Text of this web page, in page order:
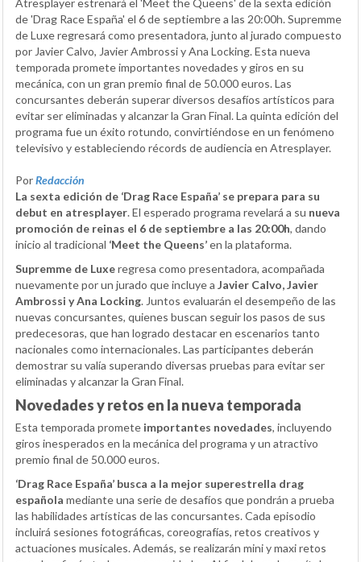
de 'Drag Race España' el 6 de septiembre a las 20:00h. Supremme
de Luxe regresará como presentadora, junto al jurado compuesto
por Javier Calvo, Javier Ambrossi y Ana Locking. Esta nueva
temporada promete importantes novedades y giros en su
mecánica, con un gran premio final de 50.000 euros. Las
concursantes deberán superar diversos desafíos artísticos para
evitar ser eliminadas y alcanzar la Gran Final. La quinta edición del
programa fue un éxito rotundo, convirtiéndose en un fenómeno
televisivo y estableciendo récords de audiencia en Atresplayer.
PorRedacción
La sexta edición de ‘Drag Race España’ se prepara para su
debut en atresplayer. El esperado programa revelará a su nueva
promoción de reinas el 6 de septiembre a las 20:00h, dando
inicio al tradicional ‘Meet the Queens’en la plataforma.
Supremme de Luxeregresa como presentadora, acompañada
nuevamente por un jurado que incluye a Javier Calvo, Javier
Ambrossi y Ana Locking. Juntos evaluarán el desempeño de las
nuevas concursantes, quienes buscan seguir los pasos de sus
predecesoras, que han logrado destacar en escenarios tanto
nacionales como internacionales. Las participantes deberán
demostrar su valía superando diversas pruebas para evitar ser
eliminadas y alcanzar la Gran Final.
Novedades y retos en la nueva temporada
Esta temporada promete importantes novedades, incluyendo
giros inesperados en la mecánica del programa y un atractivo
premio final de 50.000 euros.
‘Drag Race España’ busca a la mejor superestrella drag
española mediante una serie de desafíos que pondrán a prueba
las habilidades artísticas de las concursantes. Cada episodio
incluirá sesiones fotográficas, coreografías, retos creativos y
actuaciones musicales. Además, se realizarán mini y maxi retos